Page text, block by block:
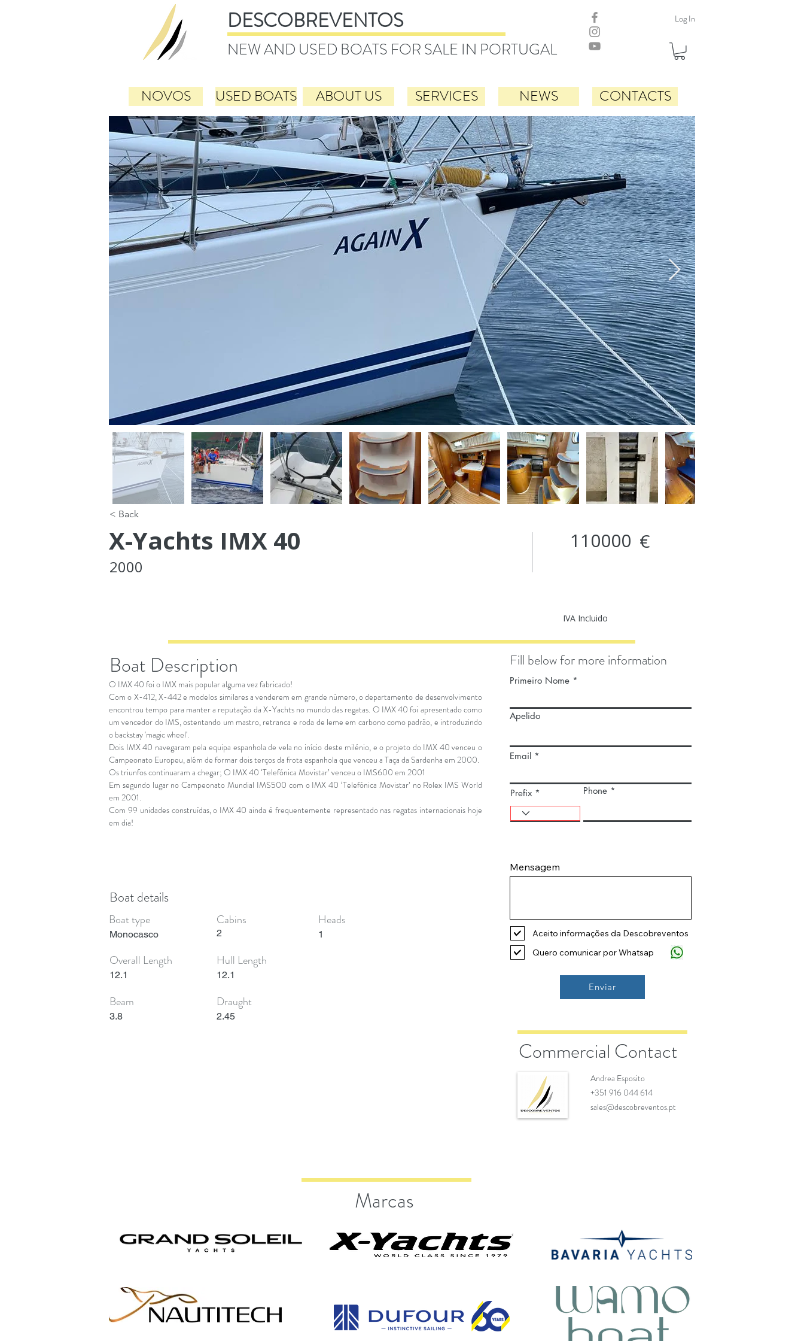
DESCOBREVENTOS
NEW AND USED BOATS FOR SALE IN PORTUGAL
Log In
NOVOS USED BOATS ABOUT US SERVICES NEWS CONTACTS
< Back
X-Yachts IMX 40
2000
110000 €
IVA Incluido
Boat Description
O IMX 40 foi o IMX mais popular alguma vez fabricado!
Com o X-412, X-442 e modelos similares a venderem em grande número, o departamento de desenvolvimento
encontrou tempo para manter a reputação da X-Yachts no mundo das regatas. O IMX 40 foi apresentado como
um vencedor do IMS, ostentando um mastro, retranca e roda de leme em carbono como padrão, e introduzindo
o backstay 'magic wheel'.
Dois IMX 40 navegaram pela equipa espanhola de vela no início deste milénio, e o projeto do IMX 40 venceu o
Campeonato Europeu, além de formar dois terços da frota espanhola que venceu a Taça da Sardenha em 2000.
Os triunfos continuaram a chegar; O IMX 40 ‘Telefónica Movistar’ venceu o IMS600 em 2001
Em segundo lugar no Campeonato Mundial IMS500 com o IMX 40 ‘Telefónica Movistar’ no Rolex IMS World
em 2001.
Com 99 unidades construídas, o IMX 40 ainda é frequentemente representado nas regatas internacionais hoje
em dia!
Boat details
Boat type
Monocasco
Cabins
2
Heads
1
Overall Length
12.1
Hull Length
12.1
Beam
3.8
Draught
2.45
Fill below for more information
Primeiro Nome
Apelido
Email
Prefix Phone
Mensagem
Aceito informações da Descobreventos
Quero comunicar por Whatsap
Enviar
Commercial Contact
Andrea Esposito
+351 916 044 614
sales@descobreventos.pt
Marcas